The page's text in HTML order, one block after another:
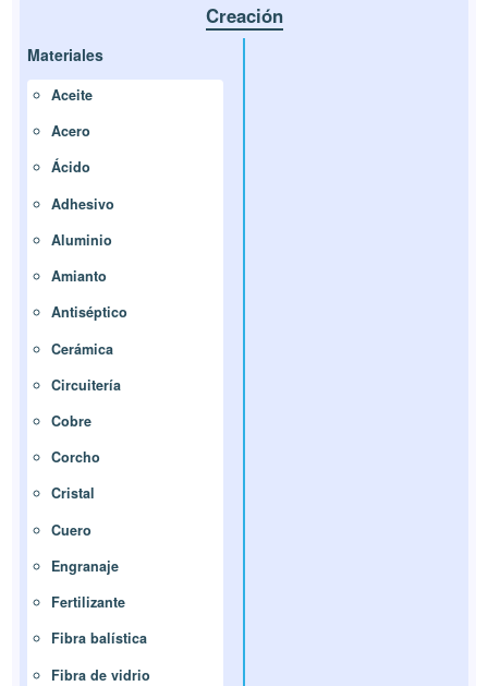
Creación
Materiales
Aceite
Acero
Ácido
Adhesivo
Aluminio
Amianto
Antiséptico
Cerámica
Circuitería
Cobre
Corcho
Cristal
Cuero
Engranaje
Fertilizante
Fibra balística
Fibra de vidrio